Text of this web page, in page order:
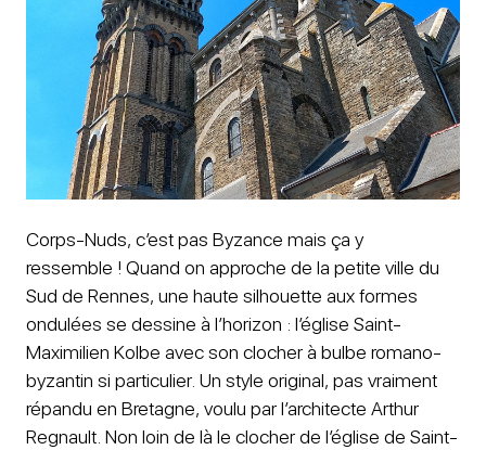
Corps-Nuds, c’est pas Byzance mais ça y
ressemble ! Quand on approche de la petite ville du
Sud de Rennes, une haute silhouette aux formes
ondulées se dessine à l’horizon : l’église Saint-
Maximilien Kolbe avec son clocher à bulbe romano-
byzantin si particulier. Un style original, pas vraiment
répandu en Bretagne, voulu par l’architecte Arthur
Regnault. Non loin de là le clocher de l’église de Saint-